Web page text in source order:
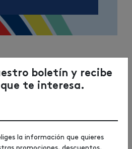
los productos de la tienda
boletín y recibe
te interesa.
la información que quieres